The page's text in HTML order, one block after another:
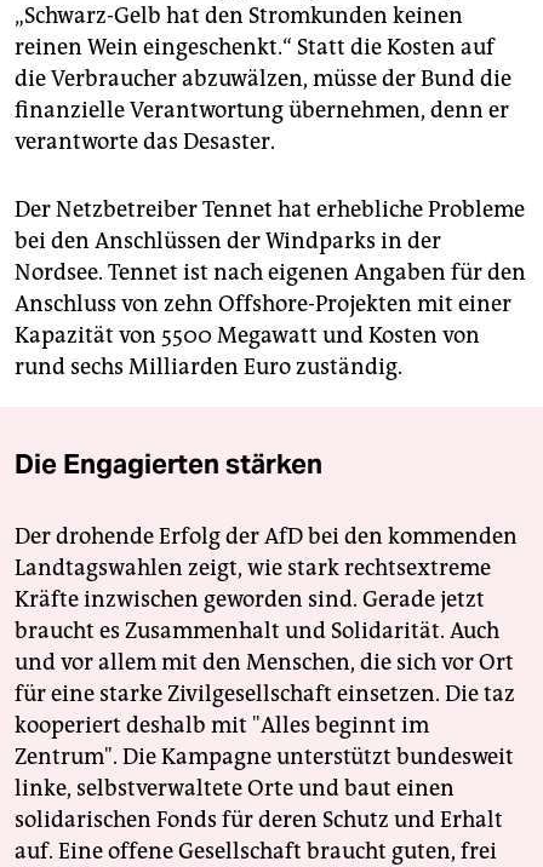
„Schwarz-Gelb hat den Stromkunden keinen
reinen Wein eingeschenkt.“ Statt die Kosten auf
die Verbraucher abzuwälzen, müsse der Bund die
finanzielle Verantwortung übernehmen, denn er
verantworte das Desaster.
Der Netzbetreiber Tennet hat erhebliche Probleme
bei den Anschlüssen der Windparks in der
Nordsee. Tennet ist nach eigenen Angaben für den
Anschluss von zehn Offshore-Projekten mit einer
Kapazität von 5500 Megawatt und Kosten von
rund sechs Milliarden Euro zuständig.
Die Engagierten stärken
Der drohende Erfolg der AfD bei den kommenden
Landtagswahlen zeigt, wie stark rechtsextreme
Kräfte inzwischen geworden sind. Gerade jetzt
braucht es Zusammenhalt und Solidarität. Auch
und vor allem mit den Menschen, die sich vor Ort
für eine starke Zivilgesellschaft einsetzen. Die taz
kooperiert deshalb mit "Alles beginnt im
Zentrum". Die Kampagne unterstützt bundesweit
linke, selbstverwaltete Orte und baut einen
solidarischen Fonds für deren Schutz und Erhalt
auf. Eine offene Gesellschaft braucht guten, frei